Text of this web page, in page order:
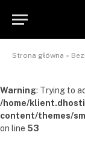
Strona główna »
Warning: Trying to
/home/
content/themes/
on line 53